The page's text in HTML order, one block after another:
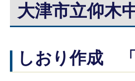
大津市立仰木
しおり作成